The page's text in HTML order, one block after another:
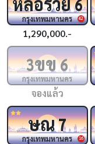
42
กรุงเทพมหานคร
1,290,000.-
3ขข6
กรุงเทพมหานคร
จองแล้ว
16
ษณ7
กรุงเทพมหานคร